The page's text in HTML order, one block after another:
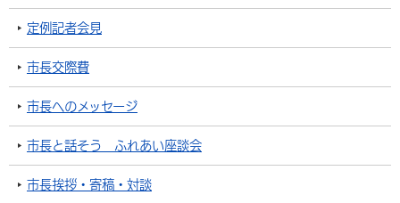
定例記者会見
市長交際費
市長へのメッセージ
市長と話そう ふれあい座談会
市長挨拶・寄稿・対談